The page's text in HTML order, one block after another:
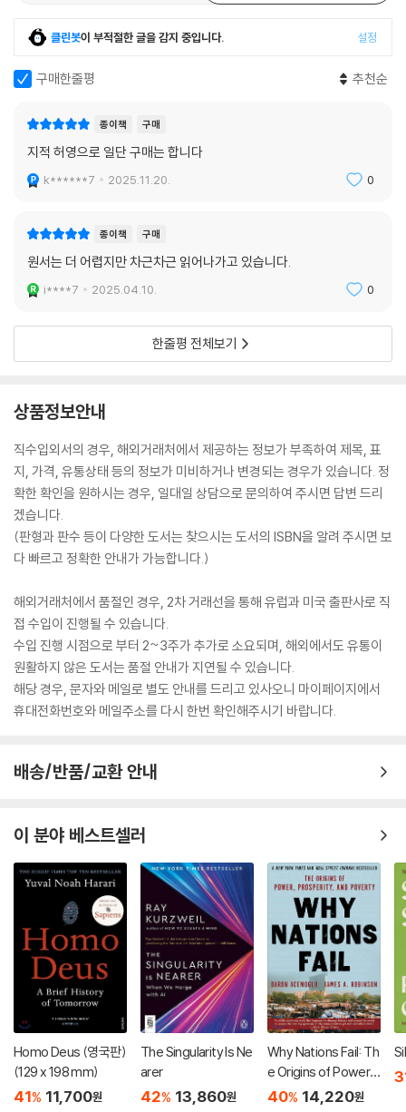
클린봇이 부적절한 글을 감지 중입니다. 설정
구매한줄평 추천순
종이책 구매
지적 허영으로 일단 구매는 합니다
k******7 2025.11.20. 0
종이책 구매
원서는 더 어렵지만 차근차근 읽어나가고 있습니다.
i****7 2025.04.10. 0
한줄평 전체보기
상품정보안내
직수입외서의 경우, 해외거래처에서 제공하는 정보가 부족하여 제목, 표
지, 가격, 유통상태 등의 정보가 미비하거나 변경되는 경우가 있습니다. 정
확한 확인을 원하시는 경우, 일대일 상담으로 문의하여 주시면 답변 드리
겠습니다.
(판형과 판수 등이 다양한 도서는 찾으시는 도서의 ISBN을 알려 주시면 보
다 빠르고 정확한 안내가 가능합니다.)
해외거래처에서 품절인 경우, 2차 거래선을 통해 유럽과 미국 출판사로 직
접 수입이 진행될 수 있습니다.
수입 진행 시점으로 부터 2~3주가 추가로 소요되며, 해외에서도 유통이
원활하지 않은 도서는 품절 안내가 지연될 수 있습니다.
해당 경우, 문자와 메일로 별도 안내를 드리고 있사오니 마이페이지에서
휴대전화번호와 메일주소를 다시 한번 확인해주시기 바랍니다.
배송/반품/교환 안내
이 분야 베스트셀러
Homo Deus (영국판)
(129 x 198 mm)
41% 11,700원
The Singularity Is Ne
arer
42% 13,860원
Why Nations Fail: Th
e Origins of Power,
Prosperity, and Pov
40% 14,220원